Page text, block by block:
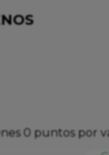
0 puntos por